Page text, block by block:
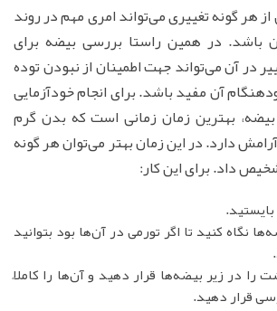
هر گونه تغییری می‌تواند امری مهم در روند
باشد. در همین راستا بررسی بیضه برای
در آن می‌تواند جهت اطمینان از نبودن توده
آن مفید باشد. برای انجام خودآزمایی
بهترین زمان زمانی است که بدن گرم
دارد. در این زمان بهتر می‌توان هر گونه
داد. برای این کار:
نگاه کنید تا اگر تورمی در آن‌ها بود بتوانید
در زیر بیضه‌ها قرار دهید و آن‌ها را کاملاً
قرار دهید.